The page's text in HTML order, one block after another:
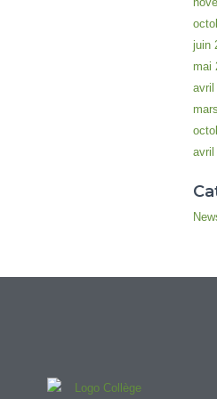
juin
mai
avril
avril